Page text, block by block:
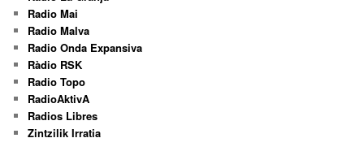
Radio Mai
Radio Malva
Radio Onda Expansiva
Ràdio RSK
Radio Topo
RadioAktivA
Radios Libres
Zintzilik Irratia